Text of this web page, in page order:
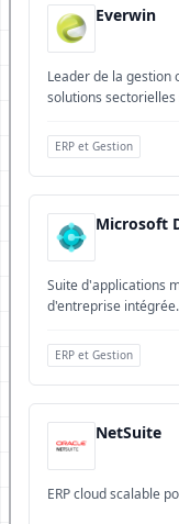
Everwin
Leader de la
solutions sectorielles
ERP et Gestion
Microsoft
Suite d'applications
d'entreprise intégrée.
ERP et Gestion
NetSuite
ERP cloud scalable